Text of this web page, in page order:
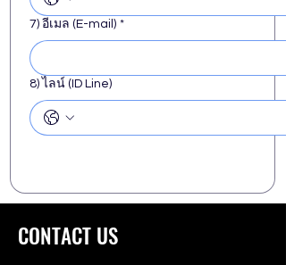
7) อีเมล (E-mail) *
8) ไลน์ (ID Line)
CONTACT US